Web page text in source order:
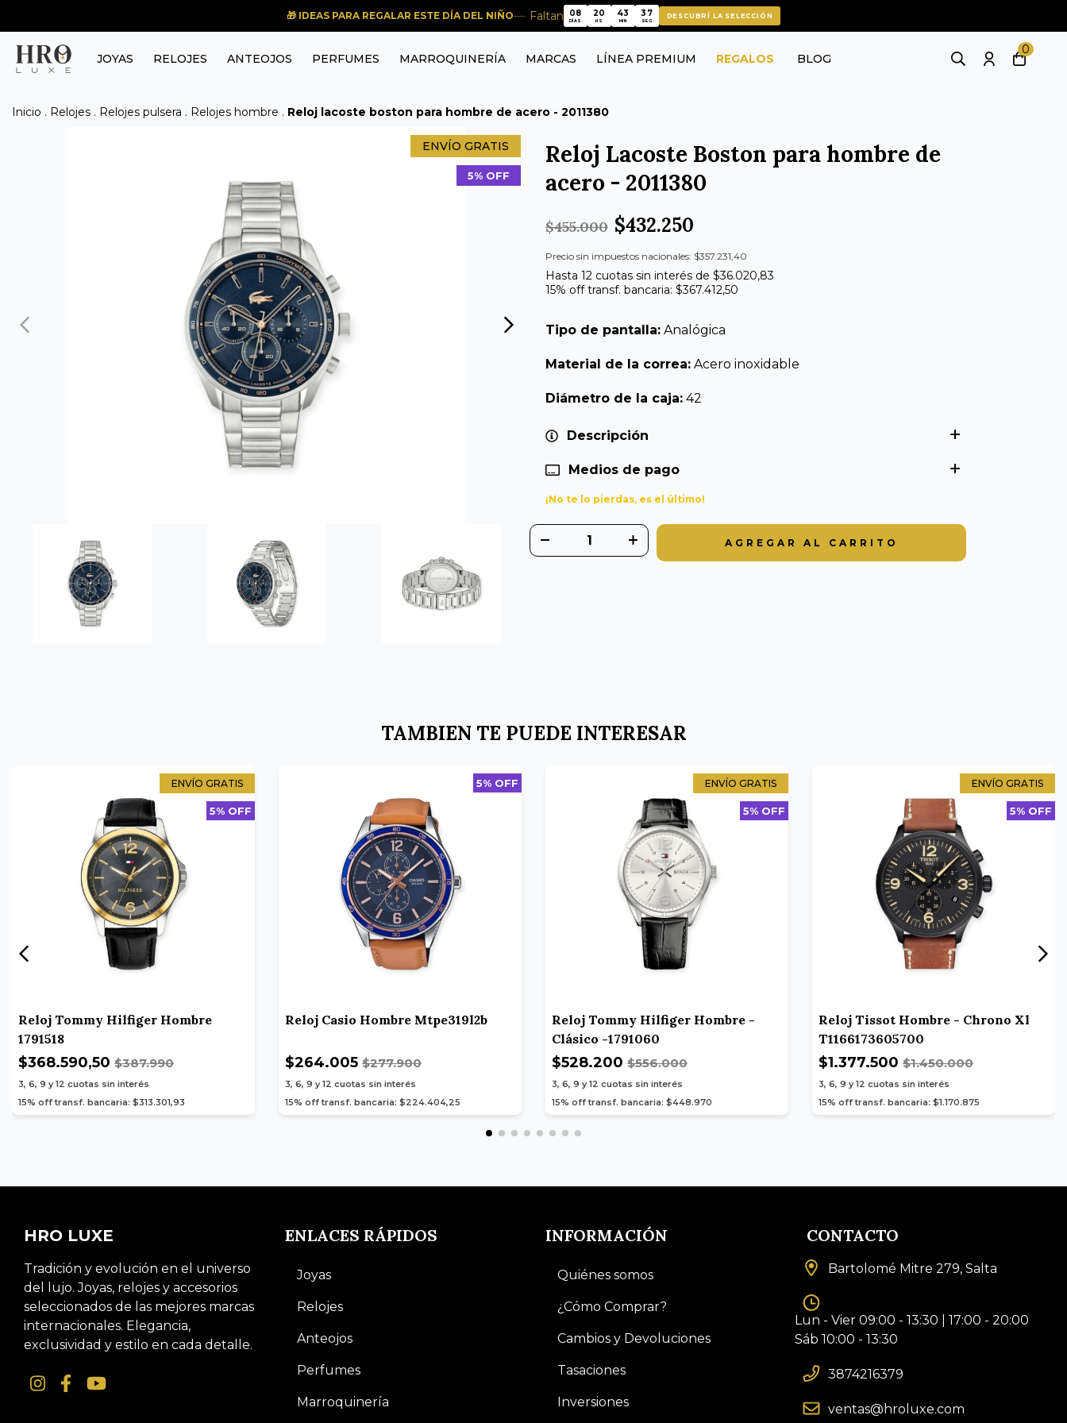
🎁 IDEAS PARA REGALAR ESTE DÍA DEL NIÑO Faltan
08
08
DÍAS
20
20
HS
43
43
MIN
36
36
SEG
DESCUBRÍ LA SELECCIÓN
JOYAS RELOJES ANTEOJOS PERFUMES MARROQUINERÍA MARCAS LÍNEA PREMIUM REGALOS BLOG
0
Inicio . Relojes . Relojes pulsera . Relojes hombre . Reloj lacoste boston para hombre de acero - 2011380
ENVÍO GRATIS
5% OFF
Reloj Lacoste Boston para hombre de
acero - 2011380
$455.000 $432.250
Precio sin impuestos nacionales: $357.231,40
Hasta 12 cuotas sin interés de $36.020,83
15% off transf. bancaria: $367.412,50
Tipo de pantalla: Analógica
Material de la correa: Acero inoxidable
Diámetro de la caja: 42
Descripción
Medios de pago
¡No te lo pierdas, es el último!
TAMBIEN TE PUEDE INTERESAR
ENVÍO GRATIS
5% OFF
Reloj Tommy Hilfiger Hombre
1791518
$368.590,50 $387.990
3, 6, 9 y 12 cuotas sin interés
15% off transf. bancaria: $313.301,93
5% OFF
Reloj Casio Hombre Mtpe319l2b
$264.005 $277.900
3, 6, 9 y 12 cuotas sin interés
15% off transf. bancaria: $224.404,25
ENVÍO GRATIS
5% OFF
Reloj Tommy Hilfiger Hombre -
Clásico -1791060
$528.200 $556.000
3, 6, 9 y 12 cuotas sin interés
15% off transf. bancaria: $448.970
ENVÍO GRATIS
5% OFF
Reloj Tissot Hombre - Chrono Xl
T1166173605700
$1.377.500 $1.450.000
3, 6, 9 y 12 cuotas sin interés
15% off transf. bancaria: $1.170.875
HRO LUXE
Tradición y evolución en el universo
del lujo. Joyas, relojes y accesorios
seleccionados de las mejores marcas
internacionales. Elegancia,
exclusividad y estilo en cada detalle.
ENLACES RÁPIDOS
Joyas
Relojes
Anteojos
Perfumes
Marroquinería
INFORMACIÓN
Quiénes somos
¿Cómo Comprar?
Cambios y Devoluciones
Tasaciones
Inversiones
CONTACTO
Bartolomé Mitre 279, Salta
Lun - Vier 09:00 - 13:30 | 17:00 - 20:00
Sáb 10:00 - 13:30
3874216379
ventas@hroluxe.com